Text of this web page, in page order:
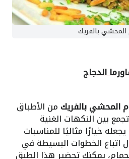
المحشي بالفريك
الدجاج
المحشي بالفريك من الأطباق
بين النكهات الغنية
خيارًا مثاليًا للمناسبات
اتباع الخطوات البسيطة في
يمكنك تحضير هذا الطبق